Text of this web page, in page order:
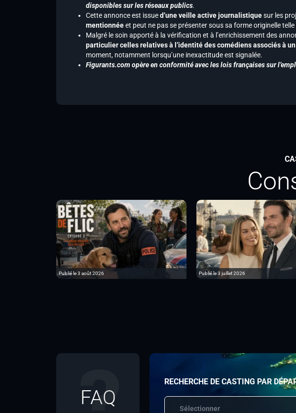
disponibles sur les réseaux publics.
Cette annonce est issued’une veille active journalistiquesur les
mentionnéeet peut ne pas se présenter sous sa forme originelle
Malgré le soin apporté à la vérification et à l’enrichissement des
particulier celles relatives à l’identité des comédiens associés à
moment, notamment lorsqu’une inexactitude est signalée.
Figurants.com opère en conformité avec les lois françaises sur
Publié le 3 août 2026 Publié le 3 juillet 2026
FAQ
RECHERCHE DE CASTING PAR
Sélectionner